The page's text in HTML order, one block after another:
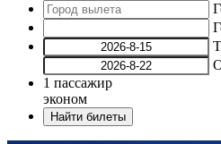
1 пассажир
эконом
Найти билеты